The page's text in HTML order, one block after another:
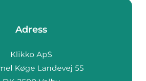
Adress